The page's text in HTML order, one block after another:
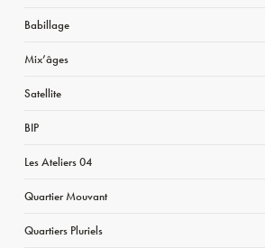
Babillage
Mix’âges
Satellite
BIP
Les Ateliers 04
Quartier Mouvant
Quartiers Pluriels